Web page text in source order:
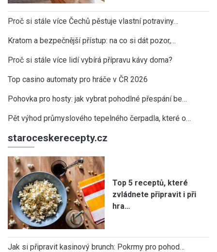
Proč si stále více Čechů pěstuje vlastní potraviny…
Kratom a bezpečnější přístup: na co si dát pozor,…
Proč si stále více lidí vybírá přípravu kávy doma?
Top casino automaty pro hráče v ČR 2026
Pohovka pro hosty: jak vybrat pohodlné přespání be…
Pět výhod průmyslového tepelného čerpadla, které o…
staroceskerecepty.cz
Top 5 receptů, které
zvládnete připravit i při
hra…
Jak si připravit kasinový brunch: Pokrmy pro pohod…